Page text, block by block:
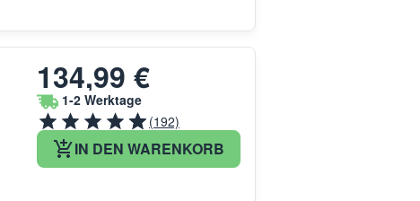
134,99 €
1-2 Werktage
(192)
IN DEN WARENKORB